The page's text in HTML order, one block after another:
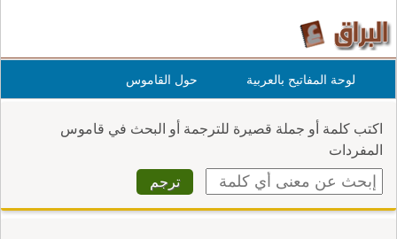
لوحة المفاتيح بالعربية حول القاموس
اكتب كلمة أو جملة قصيرة للترجمة أو البحث في قاموس
المفردات